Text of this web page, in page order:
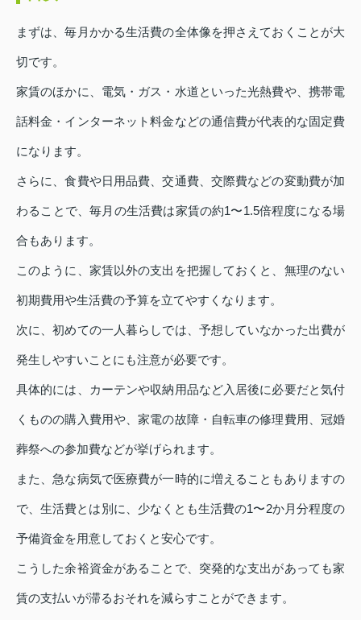
まずは、毎月かかる生活費の全体像を押さえておくことが大
切です。
家賃のほかに、電気・ガス・水道といった光熱費や、携帯電
話料金・インターネット料金などの通信費が代表的な固定費
になります。
さらに、食費や日用品費、交通費、交際費などの変動費が加
わることで、毎月の生活費は家賃の約1〜1.5倍程度になる場
合もあります。
このように、家賃以外の支出を把握しておくと、無理のない
初期費用や生活費の予算を立てやすくなります。
次に、初めての一人暮らしでは、予想していなかった出費が
発生しやすいことにも注意が必要です。
具体的には、カーテンや収納用品など入居後に必要だと気付
くものの購入費用や、家電の故障・自転車の修理費用、冠婚
葬祭への参加費などが挙げられます。
また、急な病気で医療費が一時的に増えることもありますの
で、生活費とは別に、少なくとも生活費の1〜2か月分程度の
予備資金を用意しておくと安心です。
こうした余裕資金があることで、突発的な支出があっても家
賃の支払いが滞るおそれを減らすことができます。